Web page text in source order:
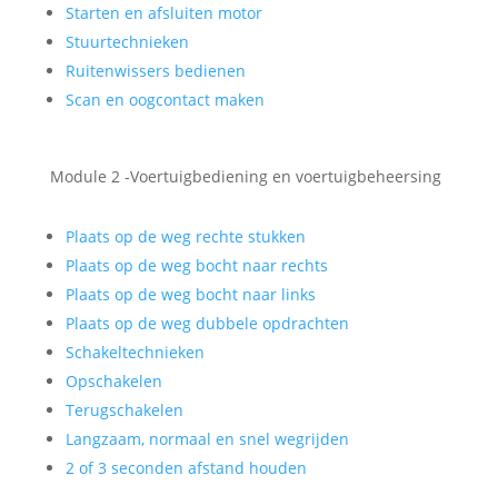
Starten en afsluiten motor
Stuurtechnieken
Ruitenwissers bedienen
Scan en oogcontact maken
Module 2 -Voertuigbediening en voertuigbeheersing
Plaats op de weg rechte stukken
Plaats op de weg bocht naar rechts
Plaats op de weg bocht naar links
Plaats op de weg dubbele opdrachten
Schakeltechnieken
Opschakelen
Terugschakelen
Langzaam, normaal en snel wegrijden
2 of 3 seconden afstand houden